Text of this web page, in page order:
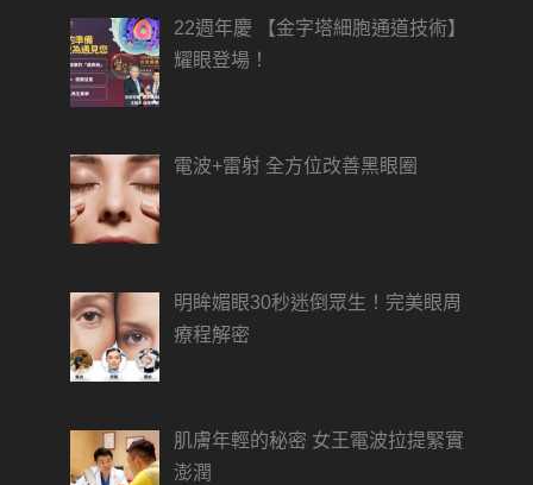
22週年慶 【金字塔細胞通道技術】
耀眼登場！
電波+雷射 全方位改善黑眼圈
明眸媚眼30秒迷倒眾生！完美眼周
療程解密
肌膚年輕的秘密 女王電波拉提緊實
澎潤